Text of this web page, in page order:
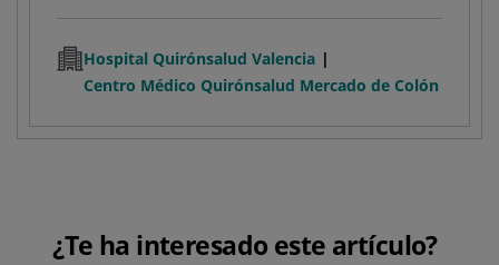
Hospital Quirónsalud Valencia
Centro Médico Quirónsalud Mercado de Colón
¿Te ha interesado este artículo?